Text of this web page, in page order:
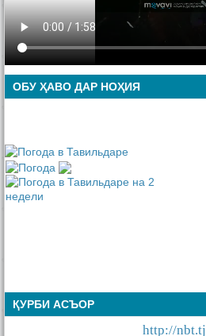
ОБУ ҲАВО ДАР НОҲИЯ
ҚУРБИ АСЪОР
http://nbt.tj